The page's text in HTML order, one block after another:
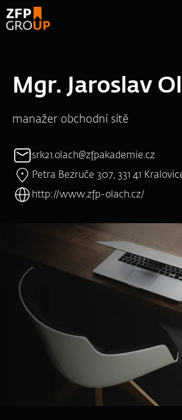
Mgr. Jaroslav
manažer obchodní sítě
srk21.olach@zfpakademie.cz
Petra Bezruče 307, 331 41
http://www.zfp-olach.cz/